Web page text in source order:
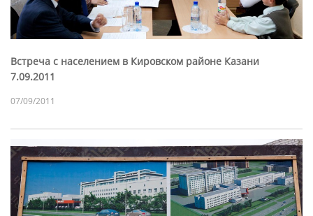
Встреча с населением в Кировском районе Казани
7.09.2011
07/09/2011